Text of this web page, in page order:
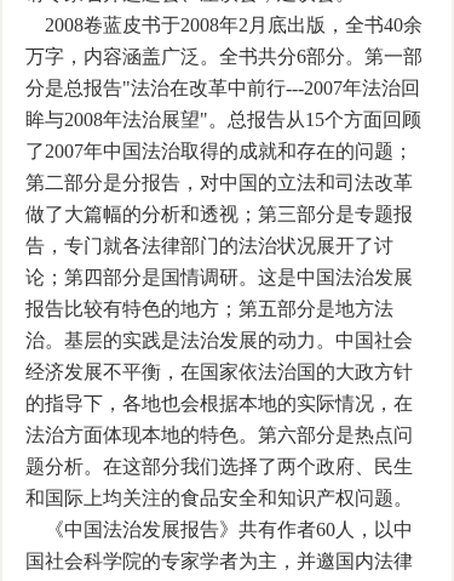
2008卷蓝皮书于2008年2月底出版，全书40余
万字，内容涵盖广泛。全书共分6部分。第一部
分是总报告"法治在改革中前行---2007年法治回
眸与2008年法治展望"。总报告从15个方面回顾
了2007年中国法治取得的成就和存在的问题；
第二部分是分报告，对中国的立法和司法改革
做了大篇幅的分析和透视；第三部分是专题报
告，专门就各法律部门的法治状况展开了讨
论；第四部分是国情调研。这是中国法治发展
报告比较有特色的地方；第五部分是地方法
治。基层的实践是法治发展的动力。中国社会
经济发展不平衡，在国家依法治国的大政方针
的指导下，各地也会根据本地的实际情况，在
法治方面体现本地的特色。第六部分是热点问
题分析。在这部分我们选择了两个政府、民生
和国际上均关注的食品安全和知识产权问题。
《中国法治发展报告》共有作者60人，以中
国社会科学院的专家学者为主，并邀国内法律